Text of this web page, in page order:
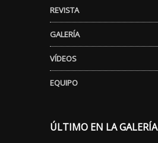
REVISTA
GALERÍA
VÍDEOS
EQUIPO
ÚLTIMO EN LA GALERÍA